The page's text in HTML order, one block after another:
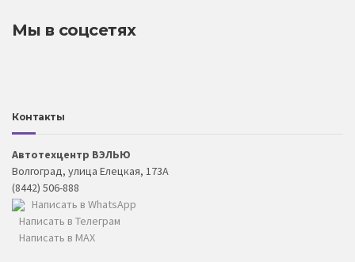
Мы в соцсетях
Контакты
Автотехцентр ВЭЛЬЮ
Волгоград, улица Елецкая, 173А
(8442) 506-888
Написать в WhatsApp
Написать в Телеграм
Написать в MAX